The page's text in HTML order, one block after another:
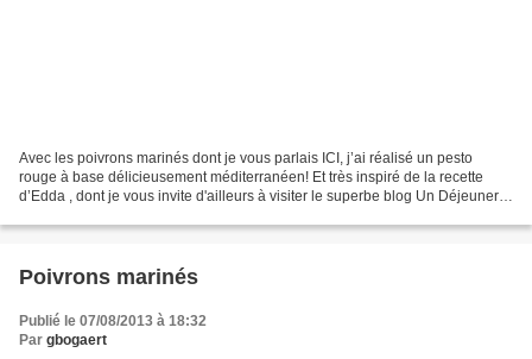
Avec les poivrons marinés dont je vous parlais ICI, j’ai réalisé un pesto
rouge à base délicieusement méditerranéen! Et très inspiré de la recette
d’Edda , dont je vous invite d'ailleurs à visiter le superbe blog Un Déjeuner
Poivrons marinés
Publié le 07/08/2013 à 18:32
Par gbogaert